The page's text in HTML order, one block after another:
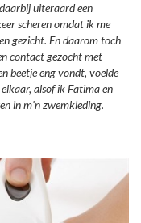
uiteraard een
scheren omdat ik me
gezicht. En daarom toch
contact gezocht met
beetje eng vondt, voelde
alsof ik Fatima en
in m'n zwemkleding.